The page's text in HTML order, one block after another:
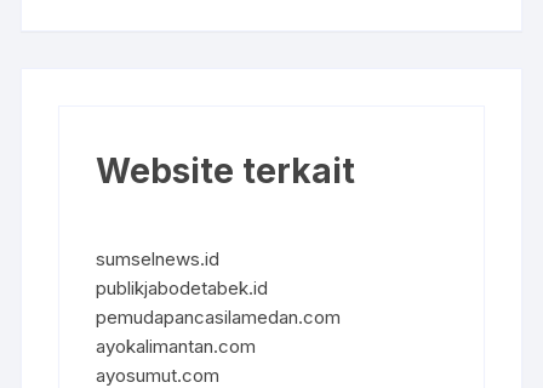
Website terkait
sumselnews.id
publikjabodetabek.id
pemudapancasilamedan.com
ayokalimantan.com
ayosumut.com